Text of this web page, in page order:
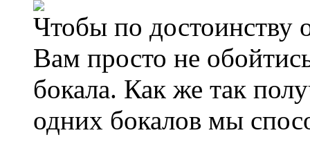
Чтобы по достоинству
Вам просто не
бокала. Как же так
одних бокалов мы